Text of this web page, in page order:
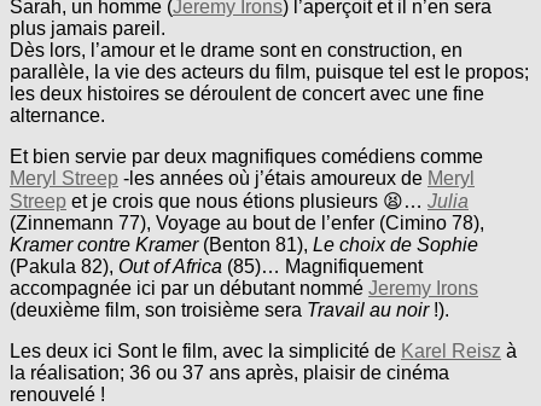
Sarah, un homme (Jeremy Irons) l’aperçoit et il n’en sera
plus jamais pareil.
Dès lors, l’amour et le drame sont en construction, en
parallèle, la vie des acteurs du film, puisque tel est le propos;
les deux histoires se déroulent de concert avec une fine
alternance.
Et bien servie par deux magnifiques comédiens comme
Meryl Streep -les années où j’étais amoureux de Meryl
Streep et je crois que nous étions plusieurs 😫… Julia
(Zinnemann 77), Voyage au bout de l’enfer (Cimino 78),
Kramer contre Kramer(Benton 81), Le choix de Sophie
(Pakula 82), Out of Africa (85)… Magnifiquement
accompagnée ici par un débutant nommé Jeremy Irons
(deuxième film, son troisième sera Travail au noir!).
Les deux ici Sont le film, avec la simplicité de Karel Reisz à
la réalisation; 36 ou 37 ans après, plaisir de cinéma
renouvelé !